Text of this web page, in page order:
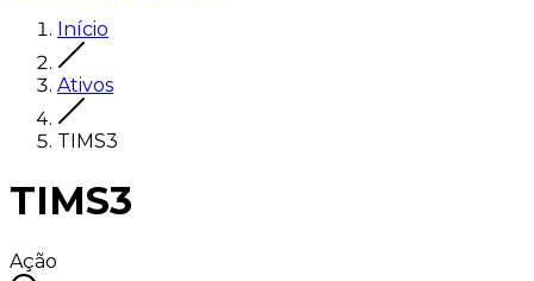
Início
Ativos
TIMS3
TIMS3
Ação